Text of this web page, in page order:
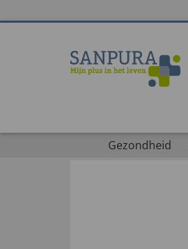
Gezondheid